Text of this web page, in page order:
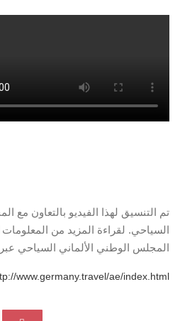
تم التنسيق لهذا الفيديو بالتعاون مع
السياحي. لقراءة المزيد من
المجلس الوطني الألماني السياحي عبر
www.germany.travel/ae/index.html